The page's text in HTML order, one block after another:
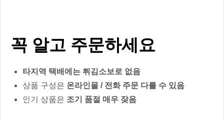
꼭 알고 주문하세요
타지역 택배에는 튀김소보로 없음
상품 구성은 온라인몰 / 전화 주문 다를 수 있음
인기 상품은 조기 품절 매우 잦음